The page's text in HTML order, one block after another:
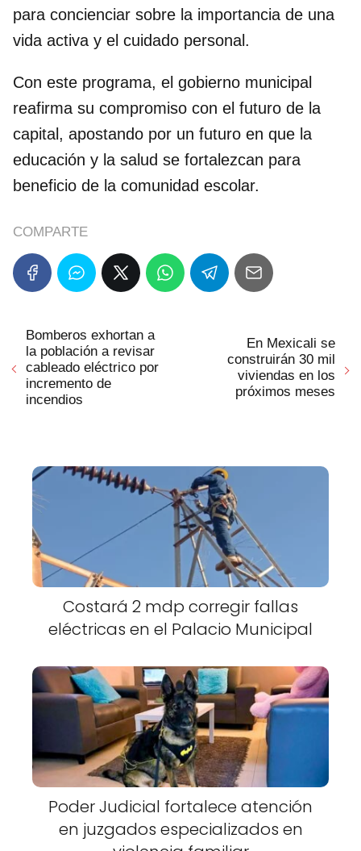
para concienciar sobre la importancia de una
vida activa y el cuidado personal.
Con este programa, el gobierno municipal
reafirma su compromiso con el futuro de la
capital, apostando por un futuro en que la
educación y la salud se fortalezcan para
beneficio de la comunidad escolar.
COMPARTE
Bomberos exhortan a
la población a revisar
cableado eléctrico por
incremento de
incendios
En Mexicali se
construirán 30 mil
viviendas en los
próximos meses
Costará 2 mdp corregir fallas
eléctricas en el Palacio Municipal
Poder Judicial fortalece atención
en juzgados especializados en